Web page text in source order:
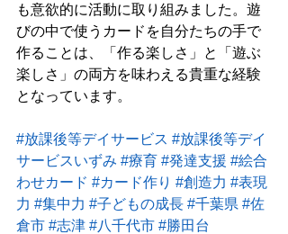
も意欲的に活動に取り組みました。遊
びの中で使うカードを自分たちの手で
作ることは、「作る楽しさ」と「遊ぶ
楽しさ」の両方を味わえる貴重な経験
となっています。
#放課後等デイサービス #放課後等デイ
サービスいずみ #療育 #発達支援 #絵合
わせカード #カード作り #創造力 #表現
力 #集中力 #子どもの成長 #千葉県 #佐
倉市 #志津 #八千代市 #勝田台